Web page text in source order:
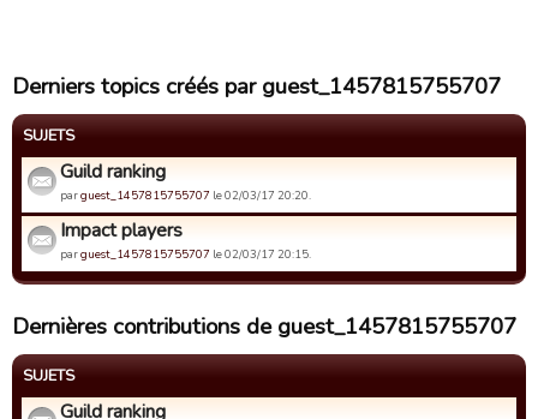
Derniers topics créés par guest_1457815755707
SUJETS
Guild ranking
parguest_1457815755707 le 02/03/17 20:20.
Impact players
parguest_1457815755707 le 02/03/17 20:15.
Dernières contributions de guest_1457815755707
SUJETS
Guild ranking